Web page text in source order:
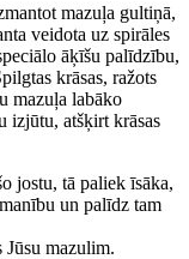
mazuļa gultiņā,
veidota uz spirāles
āķīšu palīdzību,
krāsas, ražots
mazuļa labāko
izjūtu, atšķirt krāsas
jostu, tā paliek īsāka,
un palīdz tam
Jūsu mazulim.